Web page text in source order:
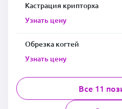
Кастрация крипторха
Узнать цену
Обрезка когтей
Узнать цену
Все 11